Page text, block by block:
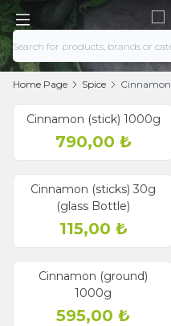
Home Page Spice Cinnamon
Cinnamon (stick) 1000g
790,00 ₺
Cinnamon (sticks) 30g
(glass Bottle)
115,00 ₺
Cinnamon (ground)
1000g
595,00 ₺